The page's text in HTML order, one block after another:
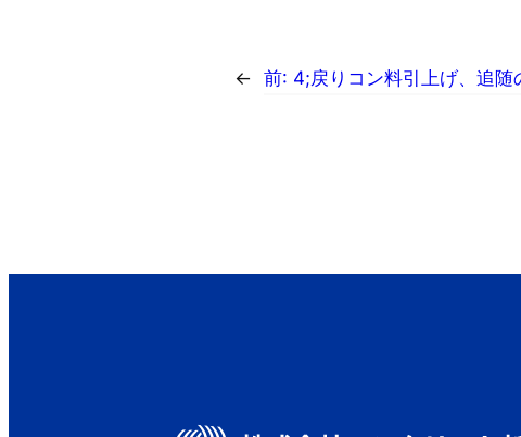
← 前: 4;戻りコン料引上げ、追随